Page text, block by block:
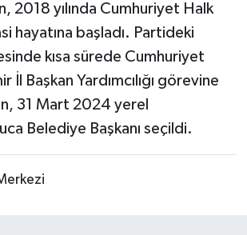
2018 yılında Cumhuriyet Halk
hayatına başladı. Partideki
kısa sürede Cumhuriyet
İl Başkan Yardımcılığı görevine
31 Mart 2024 yerel
Belediye Başkanı seçildi.